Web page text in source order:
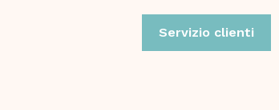
Servizio clienti